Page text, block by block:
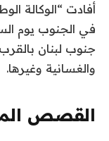
1
6
م
ا
و
أفادت “الوكالة
في الجنوب يوم
جنوب لبنان
والغسانية وغيرها.
القصص